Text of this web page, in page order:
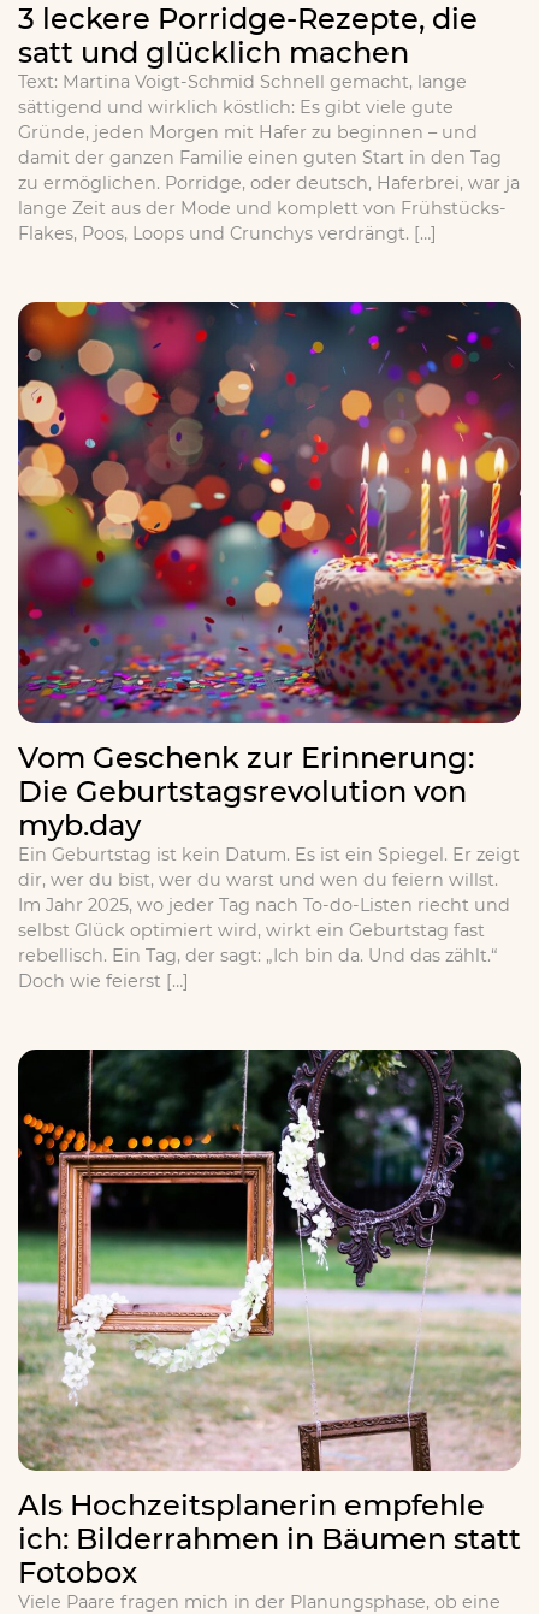
3 leckere Porridge-Rezepte, die
satt und glücklich machen
Text: Martina Voigt-Schmid Schnell gemacht, lange
sättigend und wirklich köstlich: Es gibt viele gute
Gründe, jeden Morgen mit Hafer zu beginnen – und
damit der ganzen Familie einen guten Start in den Tag
zu ermöglichen. Porridge, oder deutsch, Haferbrei, war ja
lange Zeit aus der Mode und komplett von Frühstücks-
Flakes, Poos, Loops und Crunchys verdrängt. […]
Vom Geschenk zur Erinnerung:
Die Geburtstagsrevolution von
myb.day
Ein Geburtstag ist kein Datum. Es ist ein Spiegel. Er zeigt
dir, wer du bist, wer du warst und wen du feiern willst.
Im Jahr 2025, wo jeder Tag nach To-do-Listen riecht und
selbst Glück optimiert wird, wirkt ein Geburtstag fast
rebellisch. Ein Tag, der sagt: „Ich bin da. Und das zählt.“
Doch wie feierst […]
Als Hochzeitsplanerin empfehle
ich: Bilderrahmen in Bäumen statt
Fotobox
Viele Paare fragen mich in der Planungsphase, ob eine